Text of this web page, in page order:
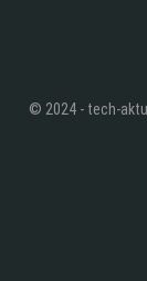
© 2024 - tech-